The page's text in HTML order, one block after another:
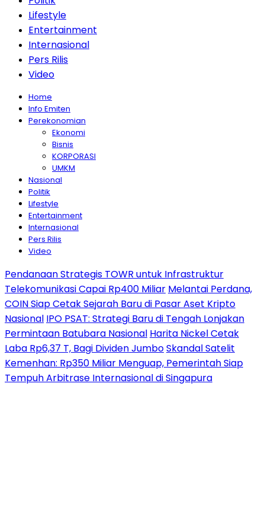
Lifestyle
Entertainment
Internasional
Pers Rilis
Video
Home
Info Emiten
Perekonomian
Ekonomi
Bisnis
KORPORASI
UMKM
Nasional
Politik
Lifestyle
Entertainment
Internasional
Pers Rilis
Video
Pendanaan Strategis TOWR untuk Infrastruktur
Telekomunikasi Capai Rp400 Miliar Melantai Perdana,
COIN Siap Cetak Sejarah Baru di Pasar Aset Kripto
Nasional IPO PSAT: Strategi Baru di Tengah Lonjakan
Permintaan Batubara Nasional Harita Nickel Cetak
Laba Rp6,37 T, Bagi Dividen JumboSkandal Satelit
Kemenhan: Rp350 Miliar Menguap, Pemerintah Siap
Tempuh Arbitrase Internasional di Singapura